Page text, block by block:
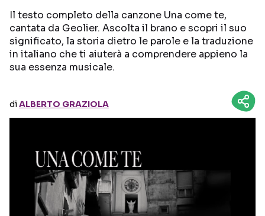
Il testo completo della canzone Una come te,
cantata da Geolier. Ascolta il brano e scopri il suo
significato, la storia dietro le parole e la traduzione
in italiano che ti aiuterà a comprendere appieno la
sua essenza musicale.
diALBERTO GRAZIOLA